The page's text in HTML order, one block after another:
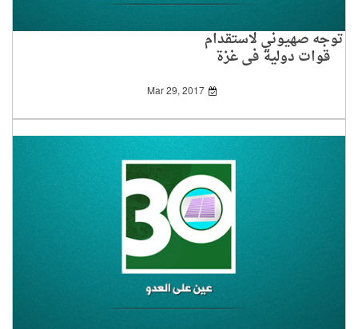
توجه صهيوني لاستقدام
قوات دولية في غزة
Mar 29, 2017